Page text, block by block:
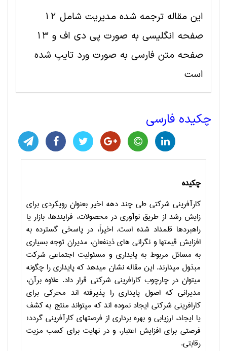
این مقاله ترجمه شده مديريت شامل 12
صفحه انگلیسی به صورت پی دی اف و 13
صفحه متن فارسی به صورت ورد تایپ شده
است
چکیده فارسی
چکیده
کارآفرینی شرکتی طی چند دهه اخیر بعنوان رویکردی برای
زایش رشد از طریق نوآوری در محصولات، فرایندها، بازار یا
راهبردها قلمداد شده است. اخیراً، در پاسخی گسترده به
افزایش قیمتها و نگرانی های ذینفعان، مدیران توجه بسیاری
به مسائل مربوط به پایداری و مسئولیت اجتماعی شرکت
مبذول میدارند. این مقاله نشان میدهد که پایداری را چگونه
میتوان در چارچوب کارافرینی شرکتی قرار داد. علاوه برآن،
مدیرانی که اصول پایداری را پذیرفته اند محرکی برای
کارافرینی شرکتی ایجاد نموده اند که میتواند منتج به کشف
یا ایجاد، ارزیابی و بهره برداری از فرصتهای کارآفرینی گردد؛
فرصتی برای افزایش اعتبار، و در نهایت برای کسب مزیت
رقابتی.